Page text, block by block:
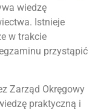
wiedzę
Istnieje
w trakcie
przystąpić
Zarząd Okręgowy
praktyczną i